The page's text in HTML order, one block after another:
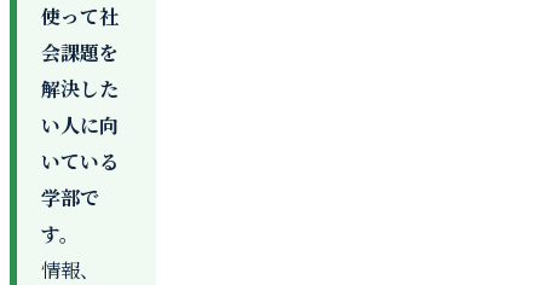
使って社
会課題を
解決した
い人に向
いている
学部で
す。
情報、